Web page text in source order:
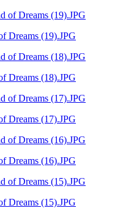
Dreams (19).JPG
Dreams (18).JPG
Dreams (17).JPG
Dreams (16).JPG
Dreams (15).JPG